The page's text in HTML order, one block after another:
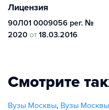
Лицензия
90Л01 0009056 рег. №
2020 от 18.03.2016
Смотрите
Вузы Москвы, Вузы